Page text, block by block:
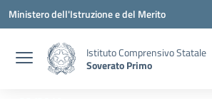
Vai ai contenuti
Vai al menu di navigazione
Vai al footer
Ministero dell'Istruzione e del Merito
Istituto Comprensivo Statale
Soverato Primo